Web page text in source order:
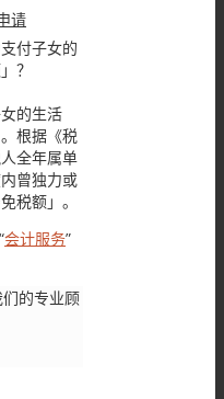
请
付子女的
？
的生活
根据《税
全年属单
曾独力或
税额」。
会计服务”
的专业顾